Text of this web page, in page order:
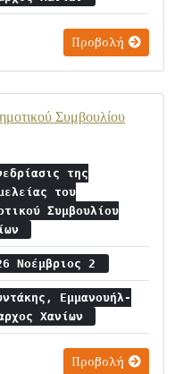
Προβολή
Συμβουλίου
της
του
Συμβουλίου
Νοέμβριος 2
Εμμανουήλ-
Χανίων
Προβολή